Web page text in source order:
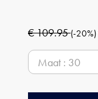
€ 109.95(-20%)